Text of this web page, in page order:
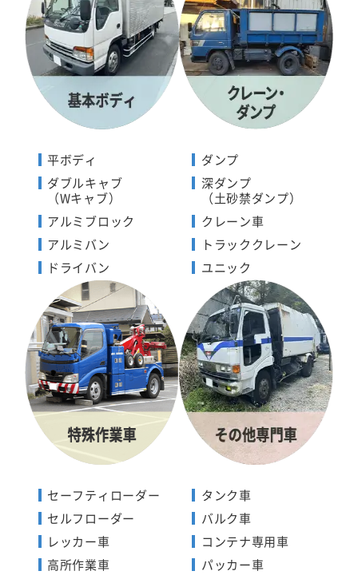
平ボディ
ダブルキャブ
（Wキャブ）
アルミブロック
アルミバン
ドライバン
ダンプ
深ダンプ
（土砂禁ダンプ）
クレーン車
トラッククレーン
ユニック
セーフティローダー
セルフローダー
レッカー車
高所作業車
タンク車
バルク車
コンテナ専用車
パッカー車